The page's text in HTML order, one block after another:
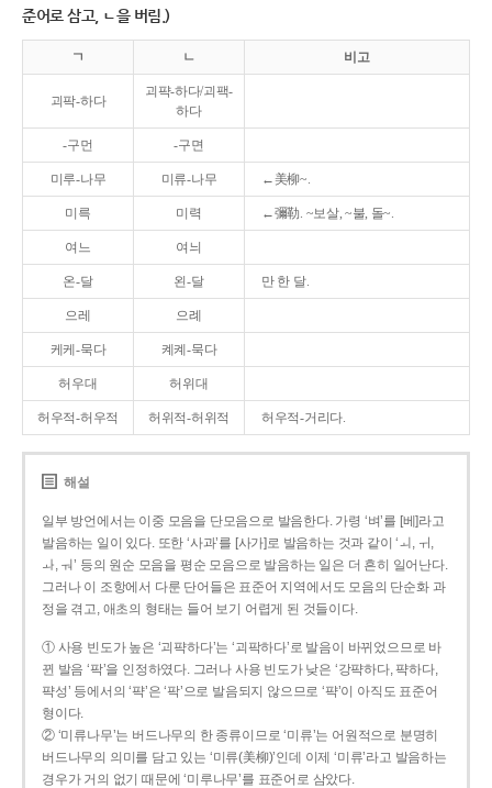
준어로 삼고, ㄴ을 버림.)
ㄱ ㄴ 비고
괴팍-하다
괴퍅-하다/괴팩-
하다
-구먼 -구면
미루-나무 미류-나무 ←美柳~.
미륵 미력 ←彌勒. ~보살, ~불, 돌~.
여느 여늬
온-달 왼-달 만 한 달.
으레 으례
케케-묵다 켸켸-묵다
허우대 허위대
허우적-허우적 허위적-허위적 허우적-거리다.
해설
일부 방언에서는 이중 모음을 단모음으로 발음한다. 가령 ‘벼’를 [베]라고
발음하는 일이 있다. 또한 ‘사과’를 [사가]로 발음하는 것과 같이 ‘ㅚ, ㅟ,
ㅘ, ㅝ’ 등의 원순 모음을 평순 모음으로 발음하는 일은 더 흔히 일어난다.
그러나 이 조항에서 다룬 단어들은 표준어 지역에서도 모음의 단순화 과
정을 겪고, 애초의 형태는 들어 보기 어렵게 된 것들이다.
① 사용 빈도가 높은 ‘괴퍅하다’는 ‘괴팍하다’로 발음이 바뀌었으므로 바
뀐 발음 ‘팍’을 인정하였다. 그러나 사용 빈도가 낮은 ‘강퍅하다, 퍅하다,
퍅성’ 등에서의 ‘퍅’은 ‘팍’으로 발음되지 않으므로 ‘퍅’이 아직도 표준어
형이다.
② ‘미류나무’는 버드나무의 한 종류이므로 ‘미류’는 어원적으로 분명히
버드나무의 의미를 담고 있는 ‘미류(美柳)’인데 이제 ‘미류’라고 발음하는
경우가 거의 없기 때문에 ‘미루나무’를 표준어로 삼았다.